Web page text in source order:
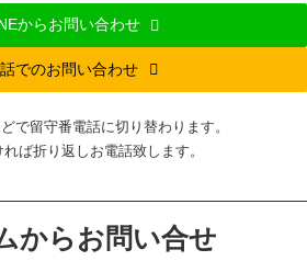
からお問い合わせ
でのお問い合わせ
で留守番電話に切り替わります。
ば折り返しお電話致します。
からお問い合せ